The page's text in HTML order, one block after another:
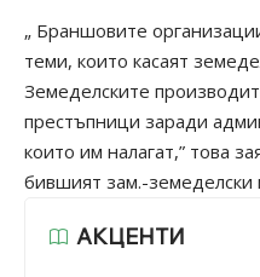
„ Браншовите
теми, които касаят
Земеделските
престъпници заради
които им налагат,” това
бившият зам.-земеделски
АКЦЕНТИ